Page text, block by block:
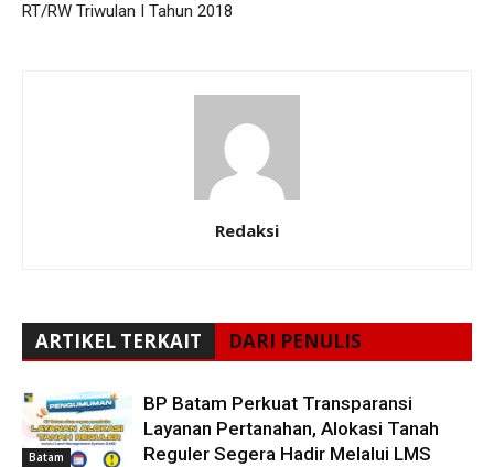
RT/RW Triwulan I Tahun 2018
Redaksi
ARTIKEL TERKAIT DARI PENULIS
Batam
BP Batam Perkuat Transparansi
Layanan Pertanahan, Alokasi Tanah
Reguler Segera Hadir Melalui LMS